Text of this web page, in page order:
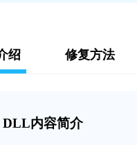
绍 修复方法
DLL内容简介